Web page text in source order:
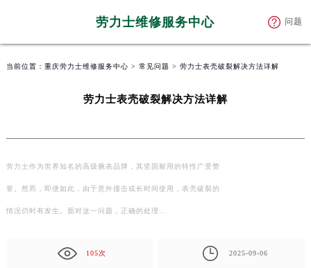
劳力士维修服务中心 问题
当前位置： 重庆劳力士维修服务中心 > 常见问题 > 劳力士表壳破裂解决方法详解
劳力士表壳破裂解决方法详解
劳力士作为世界知名的高级腕表品牌，其坚固耐用的特性广受赞
誉。然而，即便如此，由于意外撞击或长时间使用，表壳破裂的
情况仍时有发生。面对这一问题，正确的处理…
105次 2025-09-06